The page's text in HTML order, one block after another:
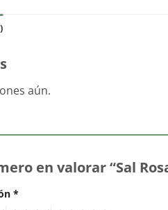
aún.
en valorar “Sal
*